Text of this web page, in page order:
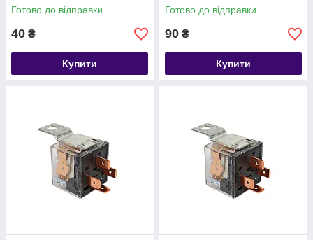
Готово до відправки
40 ₴
Купити
Готово до відправки
90 ₴
Купити